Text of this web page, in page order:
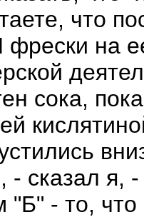
что
фрески на
сока,
я, -
- то, что